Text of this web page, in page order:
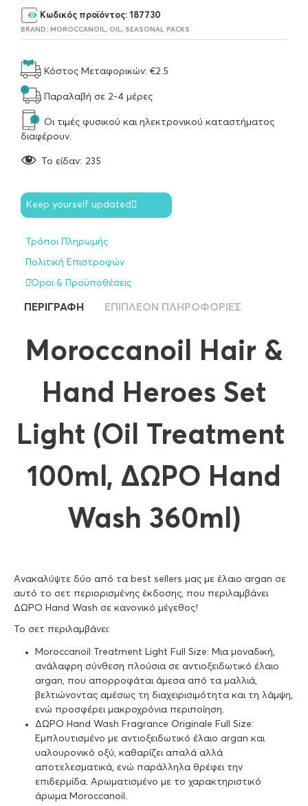
Κωδικός προϊόντος: 187730
BRAND: MOROCCANOIL, OIL, SEASONAL PACKS
Κόστος Μεταφορικών: €2.5
Παραλαβή σε 2-4 μέρες
Οι τιμές φυσικού και ηλεκτρονικού καταστήματος
διαφέρουν.
To είδαν: 235
Keep yourself updated
Τρόποι Πληρωμής
Πολιτική Επιστροφών
Όροι & Προϋποθέσεις
ΠΕΡΙΓΡΑΦΉ ΕΠΙΠΛΈΟΝ ΠΛΗΡΟΦΟΡΊΕΣ
Moroccanoil Hair &
Hand Heroes Set
Light (Oil Treatment
100ml, ΔΩΡΟ Hand
Wash 360ml)
Ανακαλύψτε δύο από τα best sellers μας με έλαιο argan σε
αυτό το σετ περιορισμένης έκδοσης, που περιλαμβάνει
ΔΩΡΟ Hand Wash σε κανονικό μέγεθος!
Το σετ περιλαμβάνει:
Moroccanoil Treatment Light Full Size: Μια μοναδική,
ανάλαφρη σύνθεση πλούσια σε αντιοξειδωτικό έλαιο
argan, που απορροφάται άμεσα από τα μαλλιά,
βελτιώνοντας αμέσως τη διαχειρισιμότητα και τη λάμψη,
ενώ προσφέρει μακροχρόνια περιποίηση.
ΔΩΡΟ Hand Wash Fragrance Originale Full Size:
Εμπλουτισμένο με αντιοξειδωτικό έλαιο argan και
υαλουρονικό οξύ, καθαρίζει απαλά αλλά
αποτελεσματικά, ενώ παράλληλα θρέφει την
επιδερμίδα. Αρωματισμένο με το χαρακτηριστικό
άρωμα Moroccanoil.